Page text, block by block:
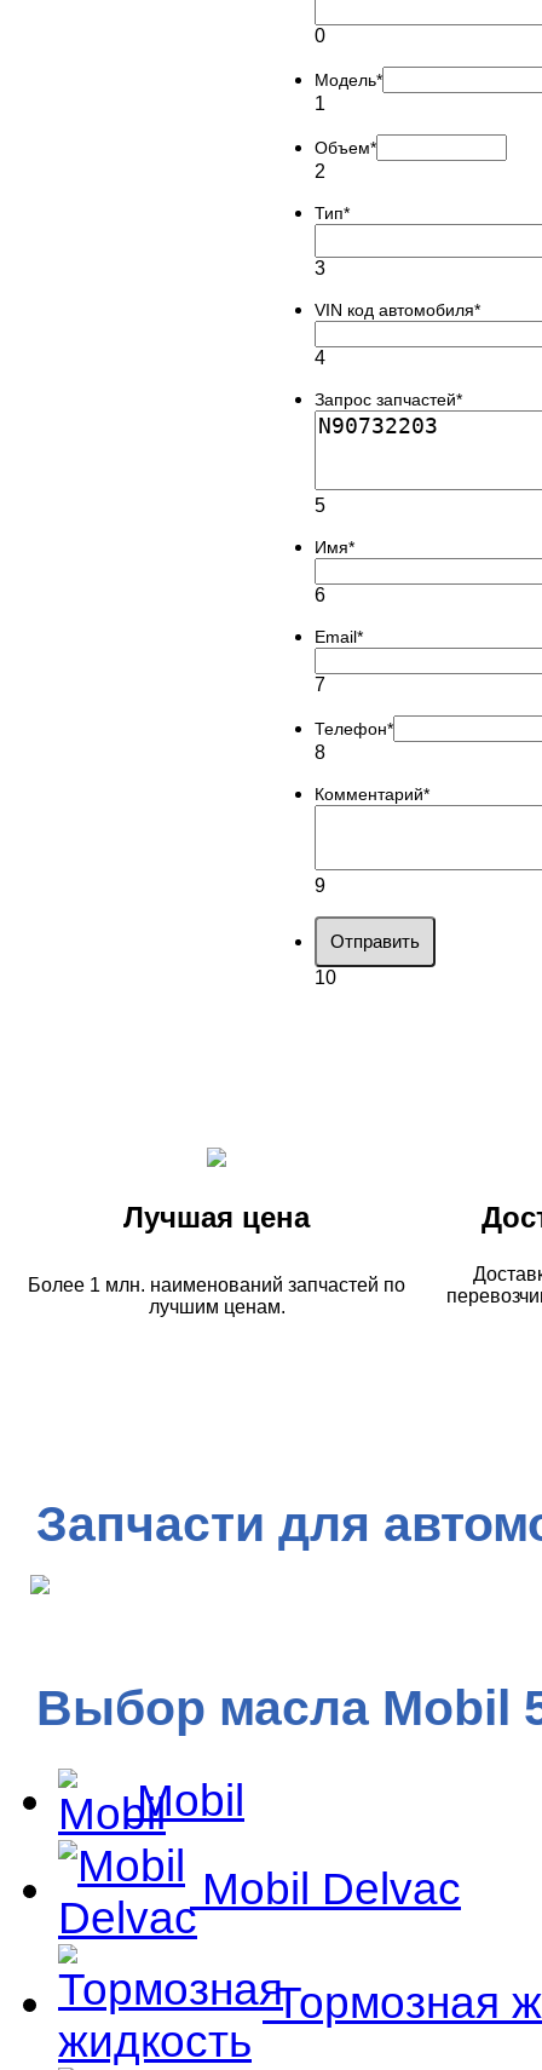
0
Модель*
1
Объем*
2
Тип*
3
VIN код автомобиля*
4
Запрос запчастей*
5
Имя*
6
Email*
7
Телефон*
8
Комментарий*
9
Отправить
10
Лучшая цена
Более 1 млн. наименований запчастей по
лучшим ценам.
Запчасти для
Выбор масла Mobil
Mobil
Mobil Delvac
Тормозная